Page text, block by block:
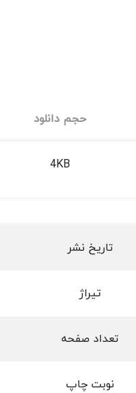
حجم دانلود
4KB
تاریخ نشر
تیراژ
تعداد صفحه
نوبت چاپ